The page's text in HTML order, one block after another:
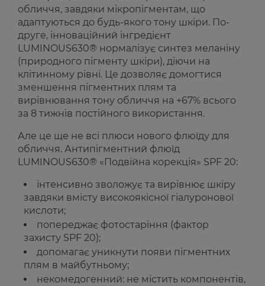
обличчя, завдяки мікропігментам, що
адаптуються до будь-якого тону шкіри. По-
друге, інноваційний інгредієнт
LUMINOUS630® нормалізує синтез меланіну
(природного пігменту шкіри), діючи на
клітинному рівні. Це дозволяє домогтися
зменшення пігментних плям та
вирівнювання тону обличчя на +67% всього
за 8 тижнів постійного використання.
Але це ще не всі плюси нового флюїду для
обличчя. Антипігментний флюїд
LUMINOUS630® «Подвійна корекція» SPF 20:
інтенсивно зволожує та вирівнює шкіру
завдяки вмісту високоякісної гіалуронової
кислоти;
попереджає фотостаріння (фактор
захисту SPF 20);
допомагає уникнути появи пігментних
плям в майбутньому;
некомедогенний: не містить компонентів,